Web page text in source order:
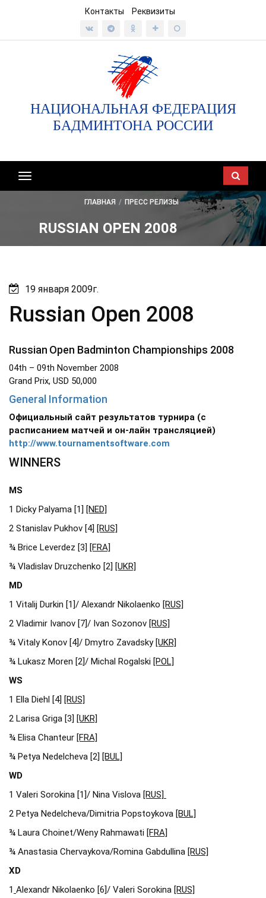
Контакты Реквизиты
НАЦИОНАЛЬНАЯ ФЕДЕРАЦИЯ
БАДМИНТОНА РОССИИ
Показать/
скрыть
ГЛАВНАЯ / ПРЕСС РЕЛИЗЫ
RUSSIAN OPEN 2008
19 января 2009г.
Russian Open 2008
Russian Open Badminton Championships 2008
04th – 09th November 2008
Grand Prix, USD 50,000
General Information
Официальный сайт результатов турнира (с
расписанием матчей и он-лайн трансляцией)
http://www.tournamentsoftware.com
WINNERS
MS
1 Dicky Palyama [1] [NED]
2 Stanislav Pukhov [4] [RUS]
¾ Brice Leverdez [3] [FRA]
¾ Vladislav Druzchenko [2] [UKR]
MD
1 Vitalij Durkin [1]/ Alexandr Nikolaenko [RUS]
2 Vladimir Ivanov [7]/ Ivan Sozonov [RUS]
¾ Vitaly Konov [4]/ Dmytro Zavadsky [UKR]
¾ Lukasz Moren [2]/ Michal Rogalski [POL]
WS
1 Ella Diehl [4] [RUS]
2 Larisa Griga [3] [UKR]
¾ Elisa Chanteur [FRA]
¾ Petya Nedelcheva [2] [BUL]
WD
1 Valeri Sorokina [1]/ Nina Vislova [RUS]
2 Petya Nedelcheva/Dimitria Popstoykova [BUL]
¾ Laura Choinet/Weny Rahmawati [FRA]
¾ Anastasia Chervaykova/Romina Gabdullina [RUS]
XD
1 Alexandr Nikolaenko [6]/ Valeri Sorokina [RUS]